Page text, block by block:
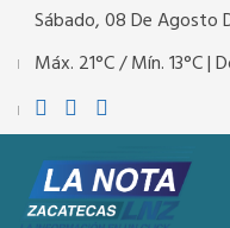
Sábado, 08 De Agosto
Máx. 21°C / Mín. 13°C |